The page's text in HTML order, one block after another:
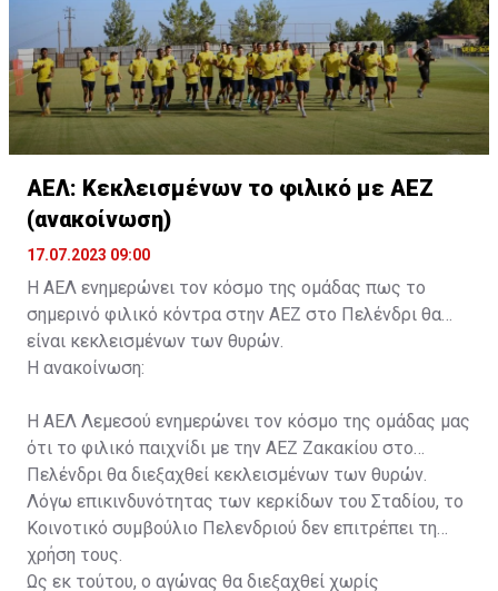
ΑΕΛ: Κεκλεισμένων το φιλικό με ΑΕΖ
(ανακοίνωση)
17.07.2023 09:00
Η ΑΕΛ ενημερώνει τον κόσμο της ομάδας πως το
σημερινό φιλικό κόντρα στην ΑΕΖ στο Πελένδρι θα
είναι κεκλεισμένων των θυρών.
Η ανακοίνωση:
Η ΑΕΛ Λεμεσού ενημερώνει τον κόσμο της ομάδας μας
ότι το φιλικό παιχνίδι με την ΑΕΖ Ζακακίου στο
Πελένδρι θα διεξαχθεί κεκλεισμένων των θυρών.
Λόγω επικινδυνότητας των κερκίδων του Σταδίου, το
Κοινοτικό συμβούλιο Πελενδριού δεν επιτρέπει τη
χρήση τους.
Ως εκ τούτου, ο αγώνας θα διεξαχθεί χωρίς